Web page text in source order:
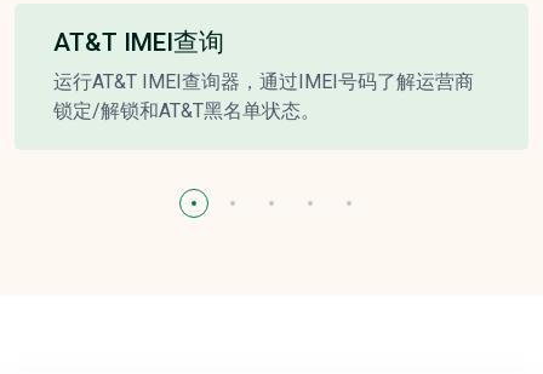
AT&T IMEI查询
运行AT&T IMEI查询器，通过IMEI号码了解运营商
锁定/解锁和AT&T黑名单状态。